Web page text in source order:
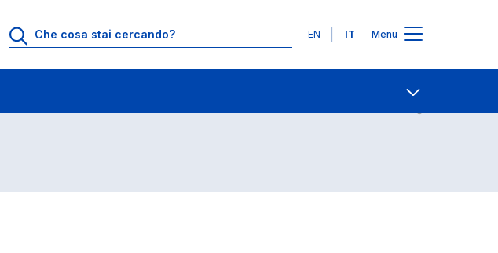
Lingue
EN IT Menu
Contatti